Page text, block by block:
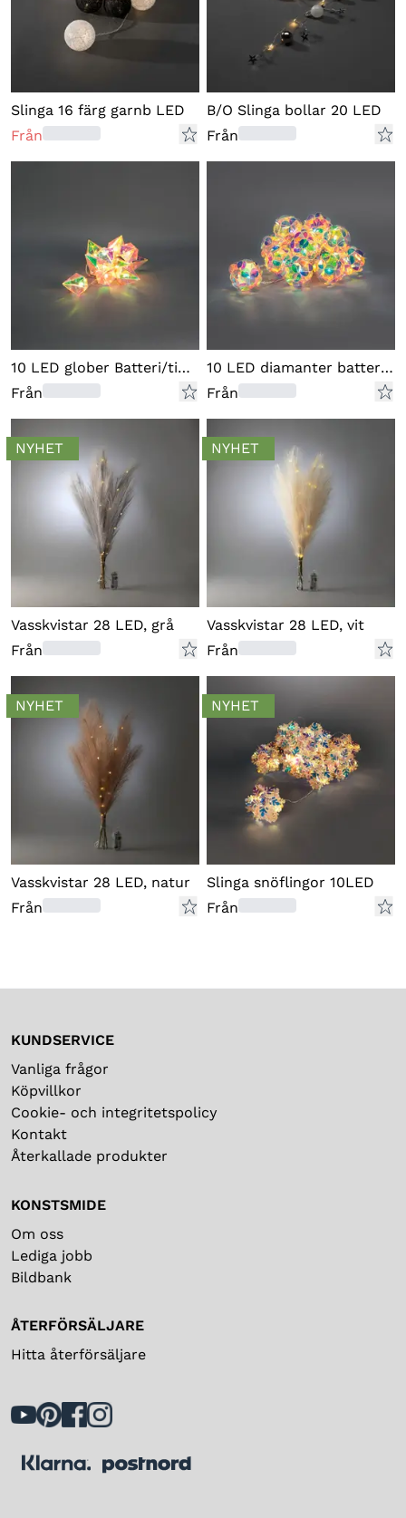
Slinga 16 färg garnb LED
Från
B/O Slinga bollar 20 LED
Från
10 LED glober Batteri/timer
Från
10 LED diamanter batteri/timer
Från
NYHET
Vasskvistar 28 LED, grå
Från
NYHET
Vasskvistar 28 LED, vit
Från
NYHET
Vasskvistar 28 LED, natur
Från
NYHET
Slinga snöflingor 10LED
Från
KUNDSERVICE
Vanliga frågor
Köpvillkor
Cookie- och integritetspolicy
Kontakt
Återkallade produkter
KONSTSMIDE
Om oss
Lediga jobb
Bildbank
ÅTERFÖRSÄLJARE
Hitta återförsäljare